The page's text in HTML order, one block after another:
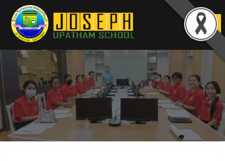
content